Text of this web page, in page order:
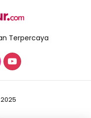
Terpercaya